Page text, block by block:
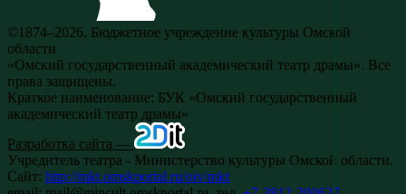
©1874–2026. Бюджетное учреждение культуры Омской
области
«Омский государственный академический театр драмы». Все
права защищены.
Краткое наименование: БУК «Омский государственный
академический театр драмы»
Разработка сайта —
Учредитель театра - Министерство культуры Омской области.
Сайт: http://mkt.omskportal.ru/oiv/mkt